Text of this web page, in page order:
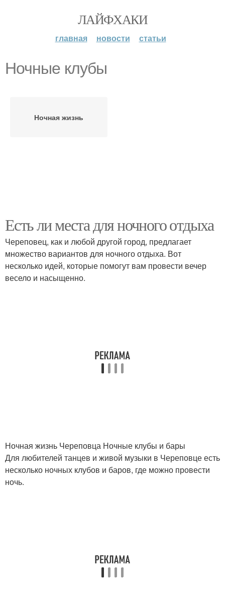
ЛАЙФХАКИ
главная новости статьи
Ночные клубы
Ночная жизнь
Есть ли места для ночного отдыха
Череповец, как и любой другой город, предлагает
множество вариантов для ночного отдыха. Вот
несколько идей, которые помогут вам провести вечер
весело и насыщенно.
Ночная жизнь Череповца Ночные клубы и бары
Для любителей танцев и живой музыки в Череповце есть
несколько ночных клубов и баров, где можно провести
ночь.